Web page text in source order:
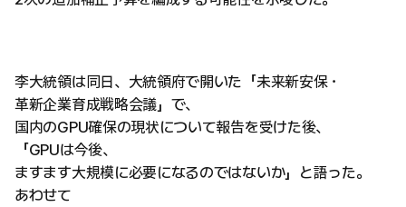
李大統領は同日、大統領府で開いた「未来新安保・
革新企業育成戦略会議」で、
国内のGPU確保の現状について報告を受けた後、
「GPUは今後、
ますます大規模に必要になるのではないか」と語った。
あわせて